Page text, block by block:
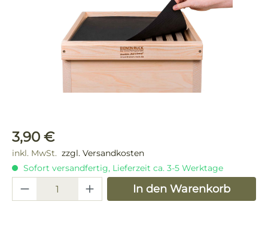
Regulärer Preis:
3,90 €
inkl. MwSt. zzgl. Versandkosten
Sofort versandfertig, Lieferzeit ca. 3-5 Werktage
Produkt Anzahl: Gib denIn den Warenkorb